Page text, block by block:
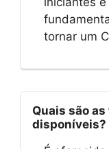
tornar um
Quais são
disponíveis?